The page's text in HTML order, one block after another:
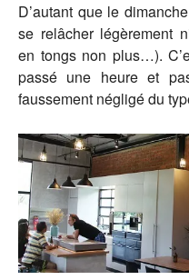
D’autant que le
se relâcher légèrement
en tongs non plus…).
passé une heure et
faussement négligé du